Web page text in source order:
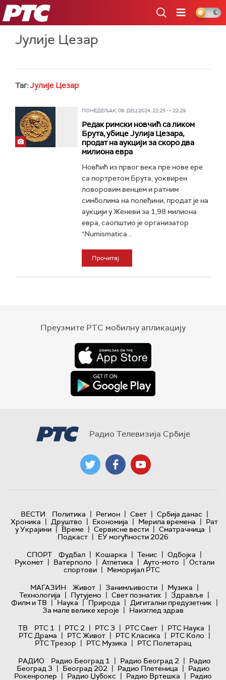
РТС
Јулије Цезар
Таг:Јулије Цезар
ПОНЕДЕЉАК, 09. ДЕЦ 2024, 22:25 -> 22:29
Редак римски новчић са ликом
Брута, убице Јулија Цезара,
продат на аукцији за скоро два
милиона евра
Новћић из првог века пре нове ере
са портретом Брута, уоквирен
ловоровим венцем и ратним
симболима на полеђини, продат је на
аукцији у Женеви за 1,98 милиона
евра, саопштио је организатор
"Numismatica...
Прочитај
Преузмите РТС мобилну апликацију
Радио Телевизија Србије
ВЕСТИ Политика | Регион | Свет | Србија данас |
Хроника | Друштво | Економија | Мерила времена | Рат
у Украјини | Време | Сервисне вести | Сматрачница |
Подкаст | ЕУ могућности 2026
СПОРТ
Фудбал | Кошарка | Тенис | Одбојка |
Рукомет | Ватерполо | Атлетика | Ауто-мото | Остали
спортови | Меморијал РТС
МАГАЗИН
Живот | Занимљивости | Музика |
Технологијa | Путујемо | Свет познатих | Здравље |
Филм и ТВ | Наука | Природа | Дигитални предузетник |
За мале велике хероје | Наизглед здрав
ТВ
РТС 1 | РТС 2 | РТС 3 | РТС Свет | РТС Наука |
РТС Драма | РТС Живот | РТС Класика | РТС Коло |
РТС Трезор | РТС Музика | РТС Полетарац
РАДИО
Радио Београд 1 | Радио Београд 2 | Радио
Београд 3 | Београд 202 | Радио Плетеница | Радио
Рокенролер | Радио Џубокс | Радио Вртешка | Радио